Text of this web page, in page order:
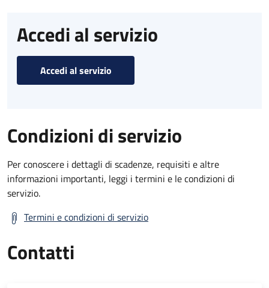
Accedi al servizio
Accedi al servizio
Condizioni di servizio
Per conoscere i dettagli di scadenze, requisiti e altre
informazioni importanti, leggi i termini e le condizioni di
servizio.
Termini e condizioni di servizio
Contatti